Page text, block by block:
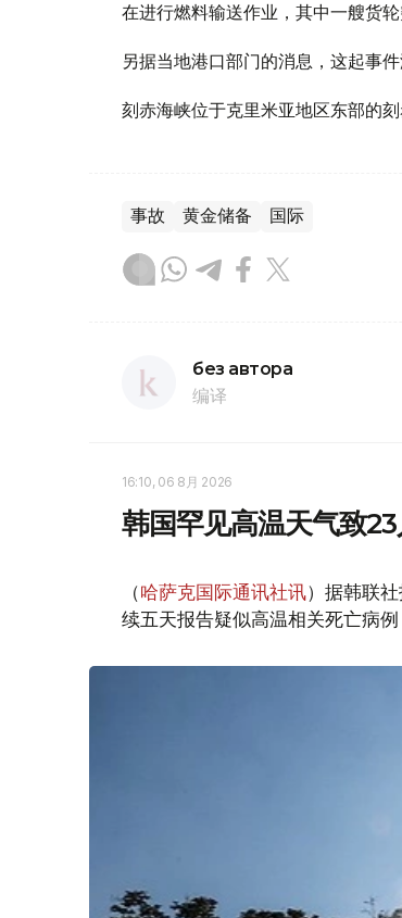
在进行燃料输送作业，其中一艘货
另据当地港口部门的消息，这起事
刻赤海峡位于克里米亚地区东部的
事故 黄金储备 国际
без автора
编译
16:10, 06 8月 2026
韩国罕见高温天气致
（哈萨克国际通讯社讯）据韩联
续五天报告疑似高温相关死亡病